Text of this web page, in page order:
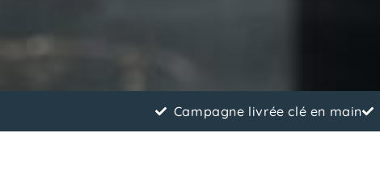
Campagne livrée clé en main